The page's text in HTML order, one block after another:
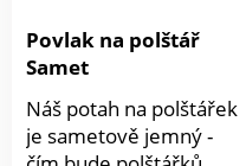
Povlak na polštář
Samet
Náš potah na polštářek
je sametově jemný -